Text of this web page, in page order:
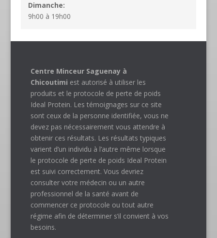
Dimanche:
9h00 à 19h00
Centre Minceur Saguenay à
Chicoutimi est autorisé à utiliser les
produits et le protocole de perte de poids
Ideal Protein. Les témoignages sur ce site
sont ceux de la personne identifiée, vous ne
devez pas nécessairement vous attendre à
obtenir ces résultats. Les résultats typiques
varient d’un individu à l’autre même lorsque
le protocole de perte de poids Ideal Protein
est suivi correctement. Vous devriez
consulter votre médecin ou un autre
professionnel de la santé avant de
commencer ce protocole ou tout autre
régime afin de déterminer s’il convient à vos
besoins.